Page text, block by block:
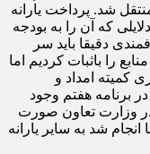
شد. پرداخت یارانه
که آن را به بودجه
دقیقا باید سر
را باثبات کردیم اما
کمیته امداد و
برنامه هفتم وجود
در وزارت تعاون صورت
شد به سایر یارانه